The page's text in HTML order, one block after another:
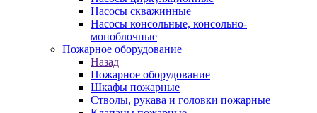
Насосы скважинные
Насосы консольные, консольно-
моноблочные
Пожарное оборудование
Назад
Пожарное оборудование
Шкафы пожарные
Стволы, рукава и головки пожарные